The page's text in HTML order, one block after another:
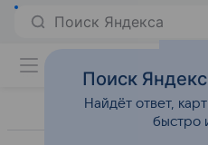
Поиск Яндекса
Поиск
Найдёт ответ,
быстро